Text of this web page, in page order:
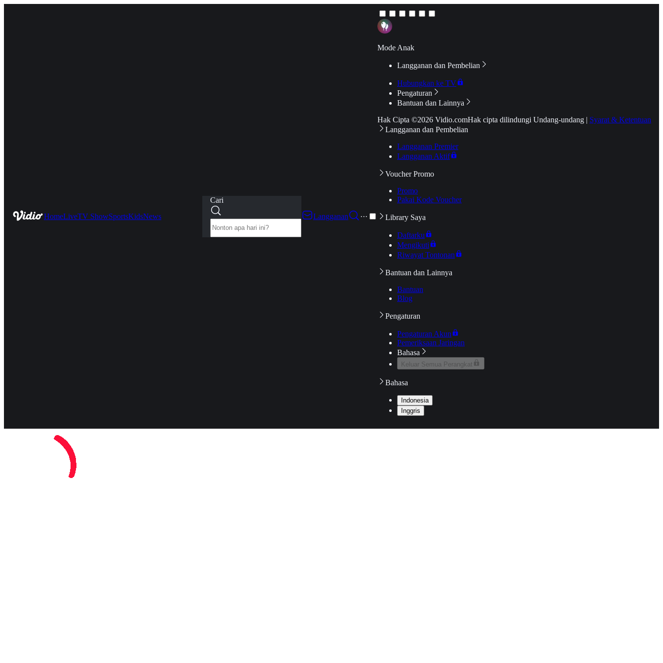
HomeLiveTV ShowSportsKidsNews
Cari
Langganan
···
Mode Anak
Langganan dan Pembelian
Hubungkan ke TV
Pengaturan
Bantuan dan Lainnya
Hak Cipta ©2026 Vidio.comHak cipta dilindungi Undang-undang | Syarat & Ketentuan
Langganan dan Pembelian
Langganan Premier
Langganan Aktif
Voucher Promo
Promo
Pakai Kode Voucher
Library Saya
Daftarku
Mengikuti
Riwayat Tontonan
Bantuan dan Lainnya
Bantuan
Blog
Pengaturan
Pengaturan Akun
Pemeriksaan Jaringan
Bahasa
Keluar Semua Perangkat
Bahasa
Indonesia
Inggris